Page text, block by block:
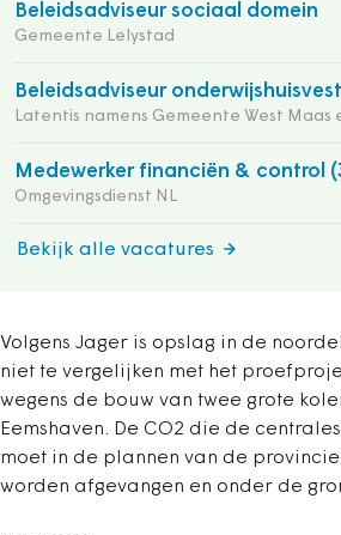
Beleidsadviseur sociaal domein
Gemeente Lelystad
Beleidsadviseur
Latentis namens Gemeente West Maas
Medewerker financiën & control
Omgevingsdienst NL
Bekijk alle vacatures
Volgens Jager is opslag in de
niet te vergelijken met het
wegens de bouw van twee grote
Eemshaven. De CO2 die de
moet in de plannen van de provincie
worden afgevangen en onder de